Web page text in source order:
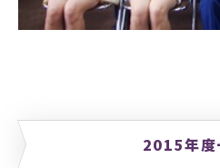
2015年度